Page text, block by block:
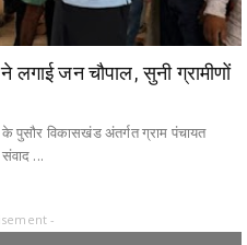
लगाई जन चौपाल, सुनी ग्रामीणों
के पुसौर विकासखंड अंतर्गत ग्राम पंचायत
...
-